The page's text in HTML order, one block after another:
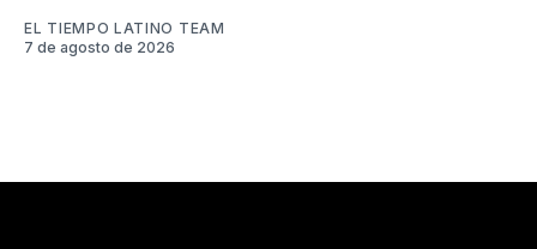
EL TIEMPO LATINO TEAM
7 de agosto de 2026